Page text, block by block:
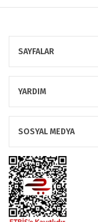
SAYFALAR
YARDIM
SOSYAL MEDYA